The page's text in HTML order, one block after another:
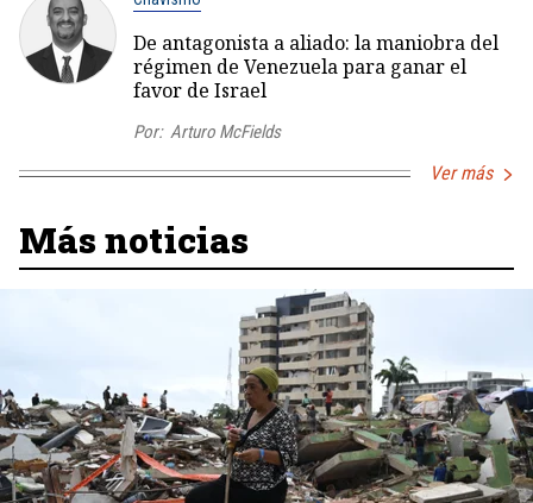
De antagonista a aliado: la maniobra del
régimen de Venezuela para ganar el
favor de Israel
Por: Arturo McFields
Ver más
Más noticias